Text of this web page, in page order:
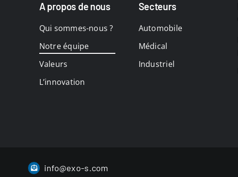
A propos de nous
Qui sommes-nous ?
Notre équipe
Valeurs
L’innovation
Secteurs
Automobile
Médical
Industriel
info@exo-s.com